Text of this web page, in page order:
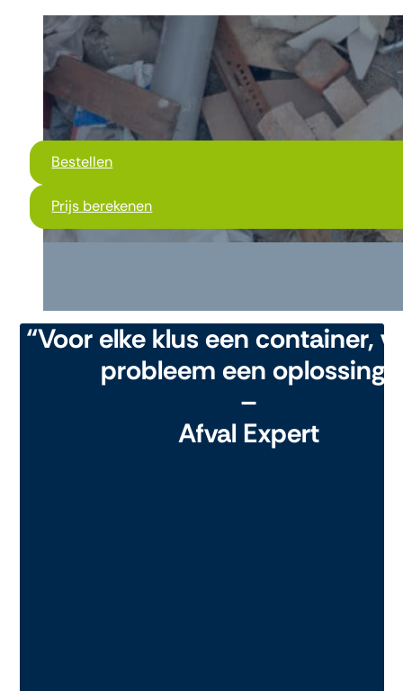
Bestellen
Prijs berekenen
“Voor elke klus een container,
probleem een oplossing"
–
Afval Expert